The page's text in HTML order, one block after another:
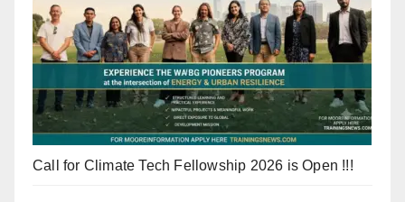
Call for Climate Tech Fellowship 2026 is Open !!!